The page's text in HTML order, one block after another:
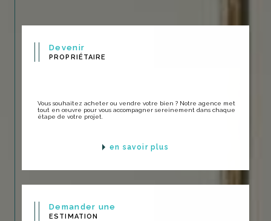
Devenir
PROPRIÉTAIRE
Vous souhaitez acheter ou vendre votre bien ? Notre agence met
tout en œuvre pour vous accompagner sereinement dans chaque
étape de votre projet.
en savoir plus
Demander une
ESTIMATION